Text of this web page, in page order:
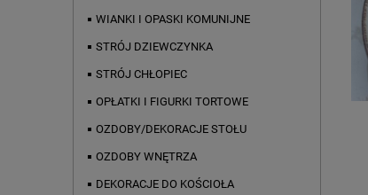
WIANKI I OPASKI KOMUNIJNE
STRÓJ DZIEWCZYNKA
STRÓJ CHŁOPIEC
OPŁATKI I FIGURKI TORTOWE
OZDOBY/DEKORACJE STOŁU
OZDOBY WNĘTRZA
DEKORACJE DO KOŚCIOŁA